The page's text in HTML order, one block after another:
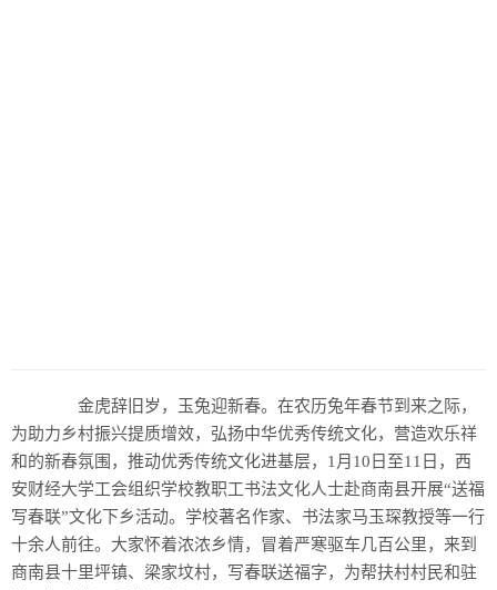
金虎辞旧岁，玉兔迎新春。在农历兔年春节到来之际，
为助力乡村振兴提质增效，弘扬中华优秀传统文化，营造欢乐祥
和的新春氛围，推动优秀传统文化进基层，1月10日至11日，西
安财经大学工会组织学校教职工书法文化人士赴商南县开展“送福
写春联”文化下乡活动。学校著名作家、书法家马玉琛教授等一行
十余人前往。大家怀着浓浓乡情，冒着严寒驱车几百公里，来到
商南县十里坪镇、梁家坟村，写春联送福字，为帮扶村村民和驻